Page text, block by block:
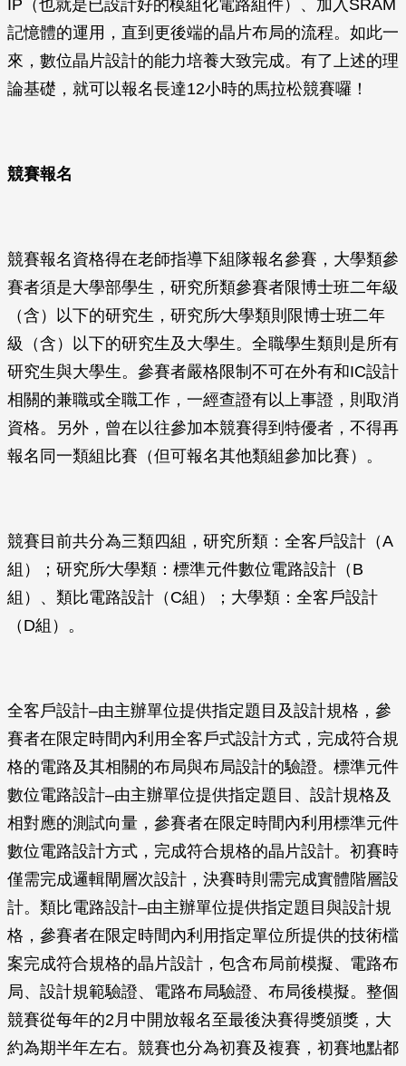
IP（也就是已設計好的模組化電路組件）、加入SRAM
記憶體的運用，直到更後端的晶片布局的流程。如此一
來，數位晶片設計的能力培養大致完成。有了上述的理
論基礎，就可以報名長達12小時的馬拉松競賽囉！
競賽報名
競賽報名資格得在老師指導下組隊報名參賽，大學類參
賽者須是大學部學生，研究所類參賽者限博士班二年級
（含）以下的研究生，研究所∕大學類則限博士班二年
級（含）以下的研究生及大學生。全職學生類則是所有
研究生與大學生。參賽者嚴格限制不可在外有和IC設計
相關的兼職或全職工作，一經查證有以上事證，則取消
資格。另外，曾在以往參加本競賽得到特優者，不得再
報名同一類組比賽（但可報名其他類組參加比賽）。
競賽目前共分為三類四組，研究所類：全客戶設計（A
組）；研究所∕大學類：標準元件數位電路設計（B
組）、類比電路設計（C組）；大學類：全客戶設計
（D組）。
全客戶設計–由主辦單位提供指定題目及設計規格，參
賽者在限定時間內利用全客戶式設計方式，完成符合規
格的電路及其相關的布局與布局設計的驗證。標準元件
數位電路設計–由主辦單位提供指定題目、設計規格及
相對應的測試向量，參賽者在限定時間內利用標準元件
數位電路設計方式，完成符合規格的晶片設計。初賽時
僅需完成邏輯閘層次設計，決賽時則需完成實體階層設
計。類比電路設計–由主辦單位提供指定題目與設計規
格，參賽者在限定時間內利用指定單位所提供的技術檔
案完成符合規格的晶片設計，包含布局前模擬、電路布
局、設計規範驗證、電路布局驗證、布局後模擬。整個
競賽從每年的2月中開放報名至最後決賽得獎頒獎，大
約為期半年左右。競賽也分為初賽及複賽，初賽地點都